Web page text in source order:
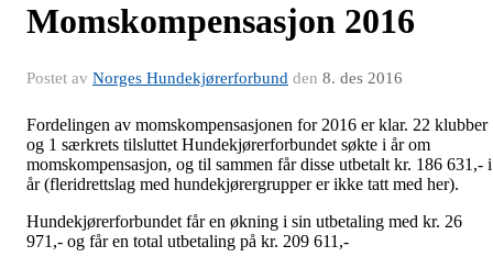
Momskompensasjon 2016
Postet av Norges Hundekjørerforbund den 8. des 2016
Fordelingen av momskompensasjonen for 2016 er klar. 22 klubber
og 1 særkrets tilsluttet Hundekjørerforbundet søkte i år om
momskompensasjon, og til sammen får disse utbetalt kr. 186 631,- i
år (fleridrettslag med hundekjørergrupper er ikke tatt med her).
Hundekjørerforbundet får en økning i sin utbetaling med kr. 26
971,- og får en total utbetaling på kr. 209 611,-